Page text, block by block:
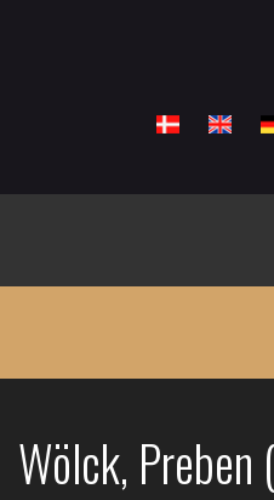
Wölck,